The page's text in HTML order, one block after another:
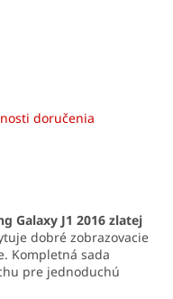
doručenia
Galaxy J1 2016 zlatej
dobré zobrazovacie
Kompletná sada
pre jednoduchú